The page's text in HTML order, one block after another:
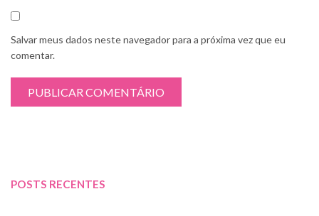
Salvar meus dados neste navegador para a próxima vez que eu
comentar.
POSTS RECENTES